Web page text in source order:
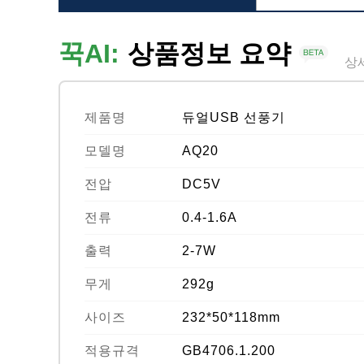
꾹AI: 상품정보 요약 상
제품명 듀얼USB 선풍기
모델명 AQ20
전압 DC5V
전류 0.4-1.6A
출력 2-7W
무게 292g
사이즈 232*50*118mm
적용규격 GB4706.1.200